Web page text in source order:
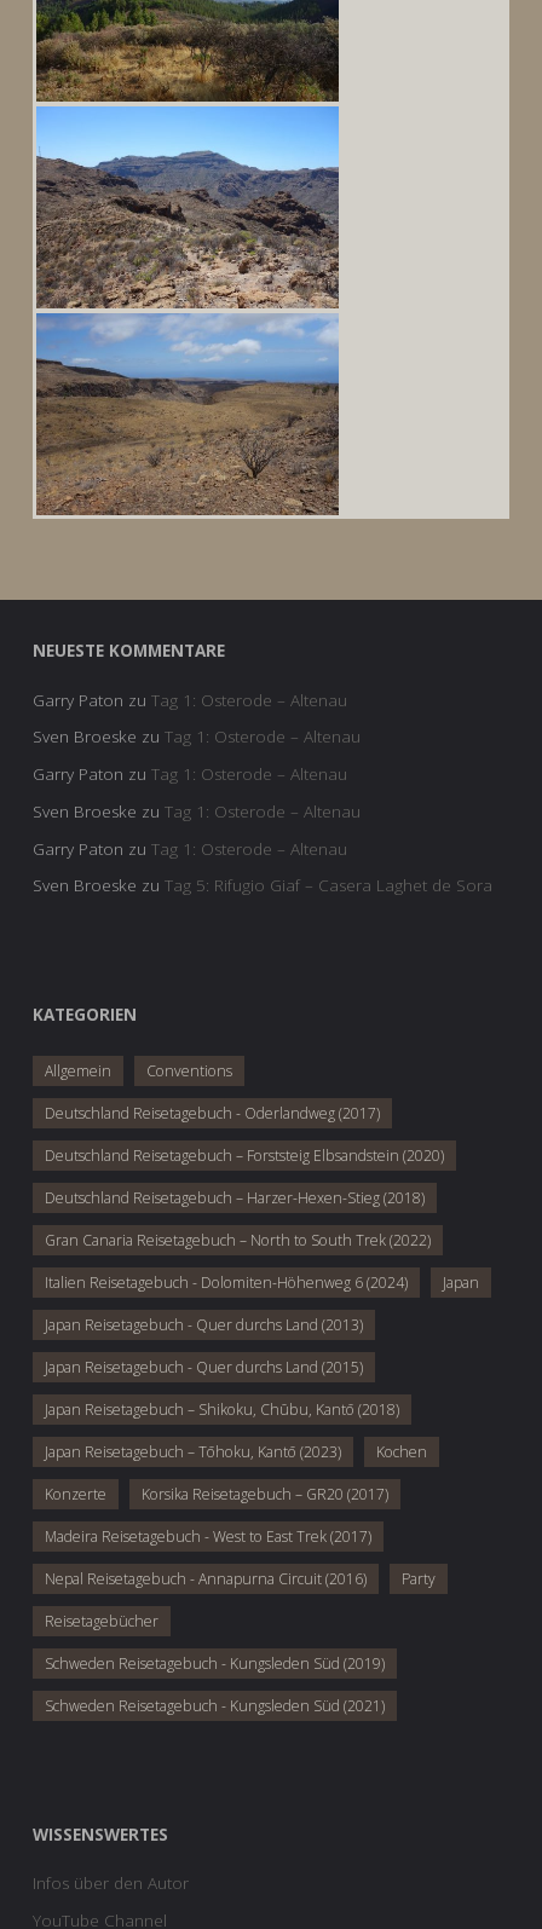
NEUESTE KOMMENTARE
Garry Paton zu Tag 1: Osterode – Altenau
Sven Broeske zu Tag 1: Osterode – Altenau
Garry Paton zu Tag 1: Osterode – Altenau
Sven Broeske zu Tag 1: Osterode – Altenau
Garry Paton zu Tag 1: Osterode – Altenau
Sven Broeske zu Tag 5: Rifugio Giaf – Casera Laghet de Sora
KATEGORIEN
Allgemein Conventions
Deutschland Reisetagebuch - Oderlandweg (2017)
Deutschland Reisetagebuch – Forststeig Elbsandstein (2020)
Deutschland Reisetagebuch – Harzer-Hexen-Stieg (2018)
Gran Canaria Reisetagebuch – North to South Trek (2022)
Italien Reisetagebuch - Dolomiten-Höhenweg 6 (2024) Japan
Japan Reisetagebuch - Quer durchs Land (2013)
Japan Reisetagebuch - Quer durchs Land (2015)
Japan Reisetagebuch – Shikoku, Chūbu, Kantō (2018)
Japan Reisetagebuch – Tōhoku, Kantō (2023) Kochen
Konzerte Korsika Reisetagebuch – GR20 (2017)
Madeira Reisetagebuch - West to East Trek (2017)
Nepal Reisetagebuch - Annapurna Circuit (2016) Party
Reisetagebücher
Schweden Reisetagebuch - Kungsleden Süd (2019)
Schweden Reisetagebuch - Kungsleden Süd (2021)
WISSENSWERTES
Infos über den Autor
YouTube Channel